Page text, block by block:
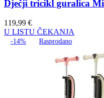
Dječji tricikl guralica
119,99 €
U LISTU ČEKANJA
-14% Rasprodano